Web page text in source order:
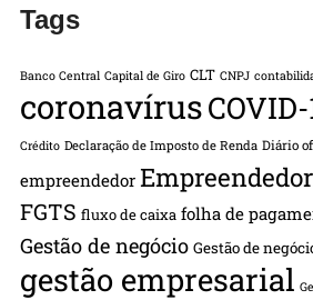
Tags
Banco Central Capital de Giro CLT CNPJ
coronavírusCOVID-
Crédito Declaração de Imposto de Renda Diário
empreendedor
FGTS fluxo de caixa folha de
Gestão de negócio Gestão de
gestão empresarial